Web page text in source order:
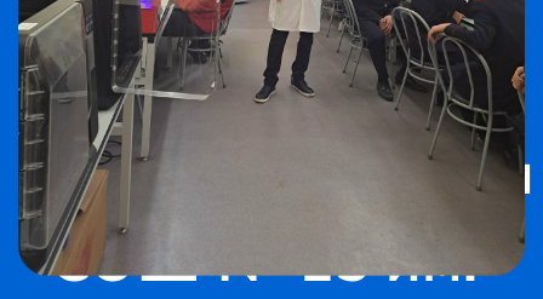
Нас посетили
девятиклассники
"СОШ № 15 им.